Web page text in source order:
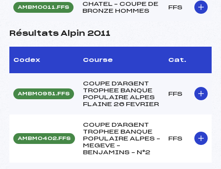
AMBM0011.FFS
CHATEL – COUPE DE
BRONZE HOMMES
FFS
Résultats Alpin 2011
Codex Course Cat.
AMBM0951.FFS
COUPE D'ARGENT
TROPHEE BANQUE
POPULAIRE ALPES
FLAINE 26 FEVRIER
FFS
AMBM0402.FFS
COUPE D'ARGENT
TROPHEE BANQUE
POPULAIRE ALPES –
MEGEVE –
BENJAMINS – N°2
FFS